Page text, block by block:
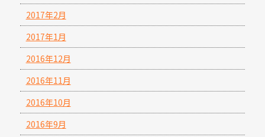
2017年2月
2017年1月
2016年12月
2016年11月
2016年10月
2016年9月